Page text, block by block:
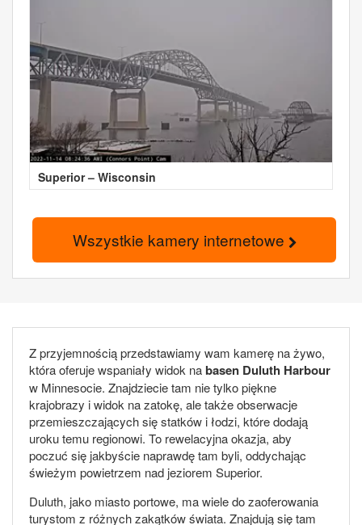
Superior – Wisconsin
Wszystkie kamery internetowe
Z przyjemnością przedstawiamy wam kamerę na żywo,
która oferuje wspaniały widok nabasen Duluth Harbour
w Minnesocie. Znajdziecie tam nie tylko piękne
krajobrazy i widok na zatokę, ale także obserwacje
przemieszczających się statków i łodzi, które dodają
uroku temu regionowi. To rewelacyjna okazja, aby
poczuć się jakbyście naprawdę tam byli, oddychając
świeżym powietrzem nad jeziorem Superior.
Duluth, jako miasto portowe, ma wiele do zaoferowania
turystom z różnych zakątków świata. Znajdują się tam